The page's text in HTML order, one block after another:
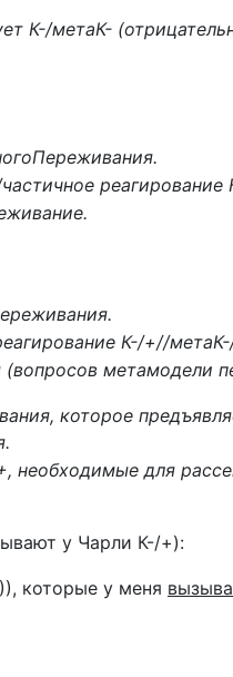
К-/метаК-
реагирование
К-/+//
метамодели
которое
необходимые для
у Чарли К-/+):
которые у меня